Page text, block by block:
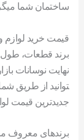
ساختمان شما
قیمت خرید لوازم
برند قطعات،
توانید از طریق
جدیدترین قیمت
برندهای معروف